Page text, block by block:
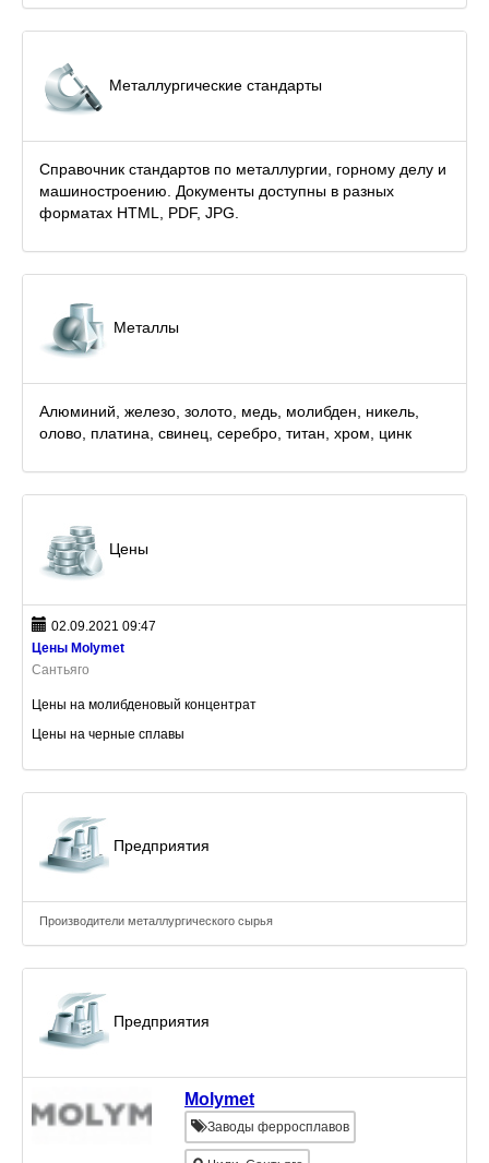
Металлургические стандарты
Справочник стандартов по металлургии, горному делу и
машиностроению. Документы доступны в разных
форматах HTML, PDF, JPG.
Металлы
Алюминий, железо, золото, медь, молибден, никель,
олово, платина, свинец, серебро, титан, хром, цинк
Цены
02.09.2021 09:47
Цены Molymet
Сантьяго
Цены на молибденовый концентрат
Цены на черные сплавы
Предприятия
Производители металлургического сырья
Предприятия
Molymet
Заводы ферросплавов